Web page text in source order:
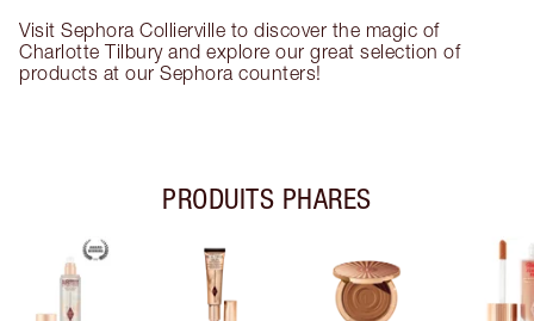
Visit Sephora Collierville to discover the magic of
Charlotte Tilbury and explore our great selection of
products at our Sephora counters!
PRODUITS PHARES